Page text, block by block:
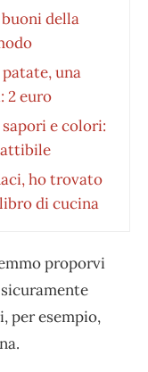
della
una
2 euro
e colori:
ho trovato
di cucina
proporvi
per esempio,